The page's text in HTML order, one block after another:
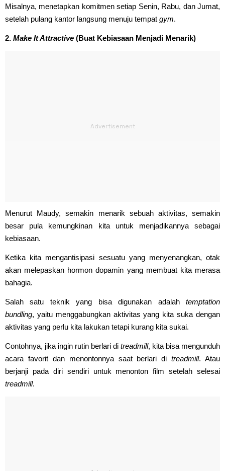
Misalnya, menetapkan komitmen setiap Senin, Rabu, dan Jumat,
setelah pulang kantor langsung menuju tempat gym.
2. Make It Attractive (Buat Kebiasaan Menjadi Menarik)
Menurut Maudy, semakin menarik sebuah aktivitas, semakin
besar pula kemungkinan kita untuk menjadikannya sebagai
kebiasaan.
Ketika kita mengantisipasi sesuatu yang menyenangkan, otak
akan melepaskan hormon dopamin yang membuat kita merasa
bahagia.
Salah satu teknik yang bisa digunakan adalah temptation
bundling, yaitu menggabungkan aktivitas yang kita suka dengan
aktivitas yang perlu kita lakukan tetapi kurang kita sukai.
Contohnya, jika ingin rutin berlari di treadmill, kita bisa mengunduh
acara favorit dan menontonnya saat berlari ditreadmill. Atau
berjanji pada diri sendiri untuk menonton film setelah selesai
treadmill.